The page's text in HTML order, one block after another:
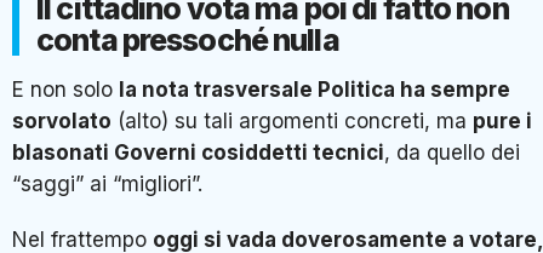
Il cittadino vota ma poi di fatto non
conta pressoché nulla
E non solo la nota trasversale Politica ha sempre
sorvolato (alto) su tali argomenti concreti, ma pure i
blasonati Governi cosiddetti tecnici, da quello dei
“saggi” ai “migliori”.
Nel frattempo oggi si vada doverosamente a votare,